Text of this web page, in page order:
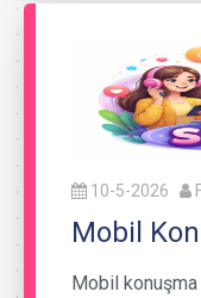
10-5-2026
Mobil
Mobil